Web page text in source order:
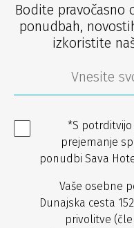
Bodite pravočasno
ponudbah,
izkoristite
*S
prejemanje
ponudbi Sava
Vaše osebne
Dunajska cesta
privolitve